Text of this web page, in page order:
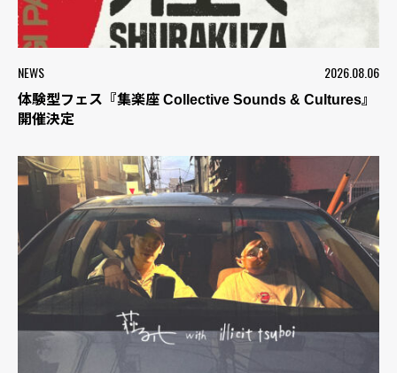
NEWS 2026.08.06
体験型フェス『集楽座 Collective Sounds & Cultures』
開催決定